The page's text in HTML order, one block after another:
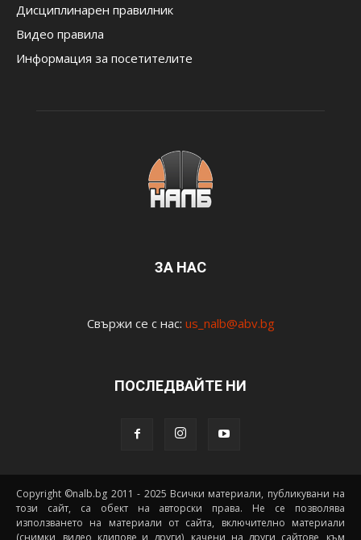
Дисциплинарен правилник
Видео правила
Информация за посетителите
ЗА НАС
Свържи се с нас: us_nalb@abv.bg
ПОСЛЕДВАЙТЕ НИ
Copyright ©nalb.bg 2011 - 2025 Всички материали, публикувани на
този сайт, са обект на авторски права. Не се позволява
използването на материали от сайта, включително материали
(снимки, видео клипове и други), качени на други сайтове, към